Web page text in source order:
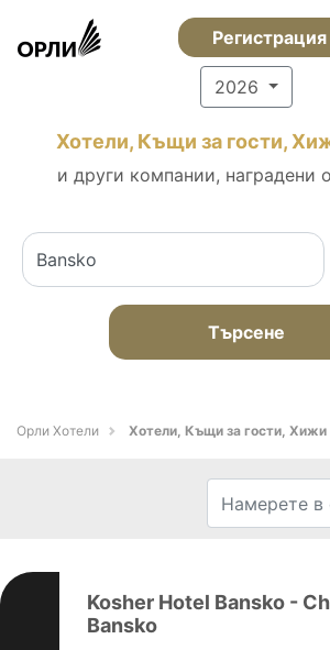
Регистрация
2026
Хотели, Къщи за гости,
и други компании, наградени
Търсене
Орли Хотели Хотели, Къщи за гости, Хижи
Kosher Hotel Bansko -
Bansko